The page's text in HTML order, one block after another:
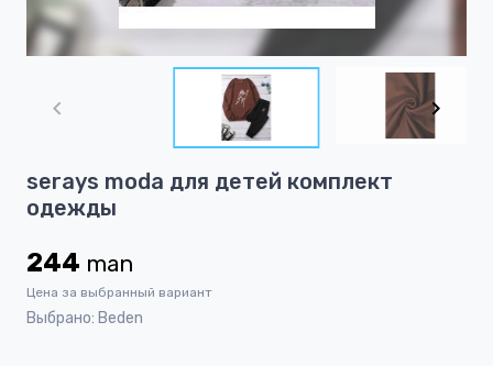
1
of
serays moda для детей комплект
одежды
244 man
Цена за выбранный вариант
Выбрано: Beden